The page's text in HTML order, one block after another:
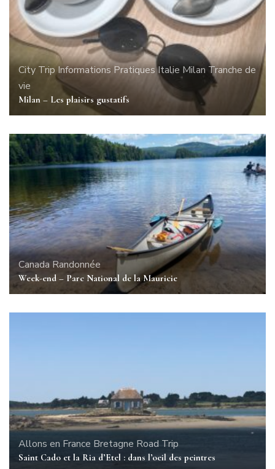
City TripInformations Pratiques Italie Milan Tranche de
vie
Milan – Les plaisirs gustatifs
Canada Randonnée
Week-end – Parc National de la Mauricie
Allons en France Bretagne Road Trip
Saint Cado et la Ria d’Etel : dans l’oeil des peintres